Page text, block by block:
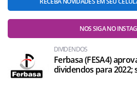
NOS SIGA NO
DIVIDENDOS
Ferbasa (FESA4)
dividendos para 2022;